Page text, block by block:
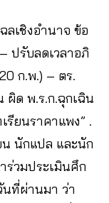
ลเชิงอำนาจ​ ข้อ
ปรับลดเวลาอภิ
ก.พ.) – ตร.
ผิด พ.ร.ก.ฉุกเฉิน
รียนราคาแพง” .
นักแปล และนัก
ร่วมประเมินศึก
นที่ผ่านมา ว่า